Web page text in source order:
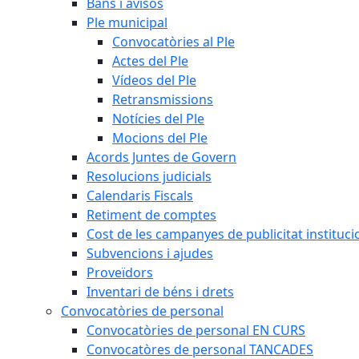
Ple municipal
Convocatòries al Ple
Actes del Ple
Vídeos del Ple
Retransmissions
Notícies del Ple
Mocions del Ple
Acords Juntes de Govern
Resolucions judicials
Calendaris Fiscals
Retiment de comptes
Cost de les campanyes de publicitat
Subvencions i ajudes
Proveïdors
Inventari de béns i drets
Convocatòries de personal
Convocatòries de personal EN CURS
Convocatòres de personal TANCADES